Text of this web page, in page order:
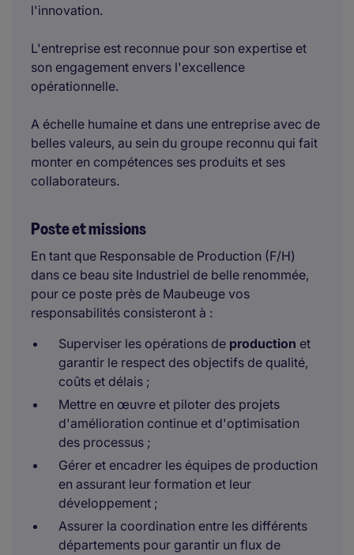
l'innovation.
L'entreprise est reconnue pour son expertise et
son engagement envers l'excellence
opérationnelle.
A échelle humaine et dans une entreprise avec de
belles valeurs, au sein du groupe reconnu qui fait
monter en compétences ses produits et ses
collaborateurs.
Poste et missions
En tant que Responsable de Production (F/H)
dans ce beau site Industriel de belle renommée,
pour ce poste près de Maubeuge vos
responsabilités consisteront à :
Superviser les opérations de production et
garantir le respect des objectifs de qualité,
coûts et délais ;
Mettre en œuvre et piloter des projets
d'amélioration continue et d'optimisation
des processus ;
Gérer et encadrer les équipes de production
en assurant leur formation et leur
développement ;
Assurer la coordination entre les différents
départements pour garantir un flux de